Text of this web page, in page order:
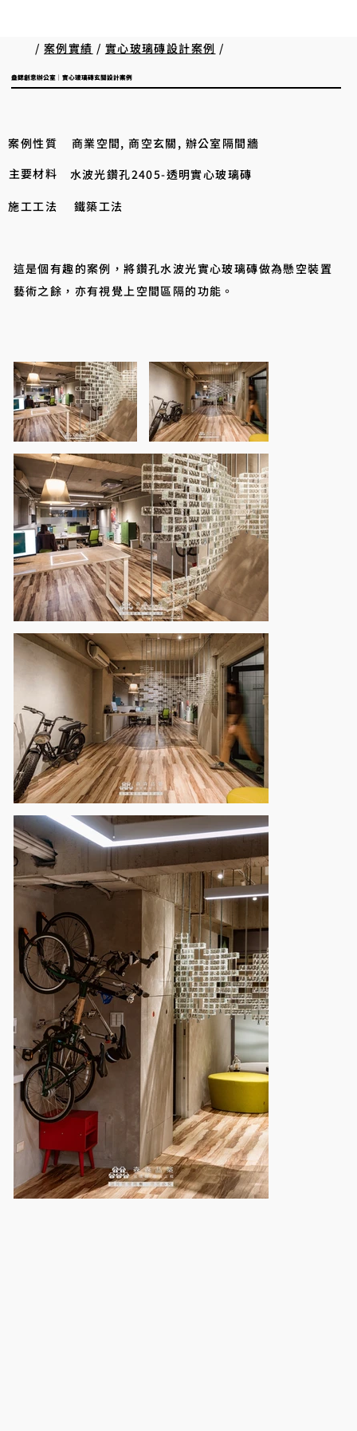
/案例實績 / 實心玻璃磚設計案例 /
這是個有趣的案例，將鑽孔水波光實心玻璃磚做為懸空裝置
藝術之餘，亦有視覺上空間區隔的功能。
案例性質
商業空間, 商空玄關, 辦公室隔間牆
主要材料
水波光鑽孔2405-透明實心玻璃磚
施工工法 鐵築工法
盎鍶創意辦公室｜實心玻璃磚玄關設計案例